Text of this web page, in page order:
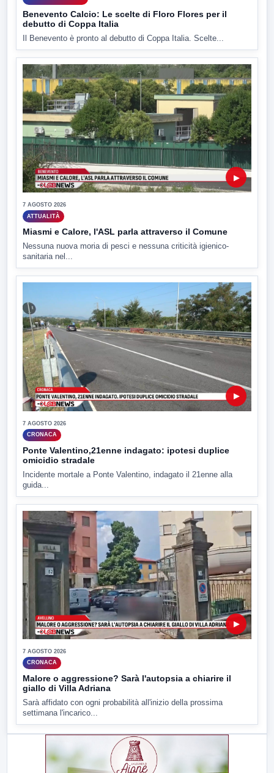
Benevento Calcio: Le scelte di Floro Flores per il
debutto di Coppa Italia
Il Benevento è pronto al debutto di Coppa Italia. Scelte...
▶
7 AGOSTO 2026
ATTUALITÀ
Miasmi e Calore, l'ASL parla attraverso il Comune
Nessuna nuova moria di pesci e nessuna criticità igienico-
sanitaria nel...
▶
7 AGOSTO 2026
CRONACA
Ponte Valentino,21enne indagato: ipotesi duplice
omicidio stradale
Incidente mortale a Ponte Valentino, indagato il 21enne alla
guida...
▶
7 AGOSTO 2026
CRONACA
Malore o aggressione? Sarà l'autopsia a chiarire il
giallo di Villa Adriana
Sarà affidato con ogni probabilità all'inizio della prossima
settimana l'incarico...